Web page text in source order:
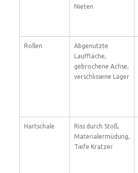
Nieten
Rollen
Abgenutzte
Lauffläche,
gebrochene Achse,
verschlissene Lager
Hartschale
Riss durch Stoß,
Materialermüdung,
Tiefe Kratzer